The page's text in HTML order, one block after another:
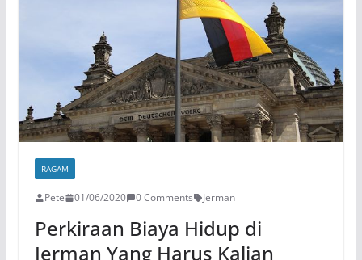
RAGAM
Pete 01/06/2020 0 Comments Jerman
Perkiraan Biaya Hidup di
Jerman Yang Harus Kalian